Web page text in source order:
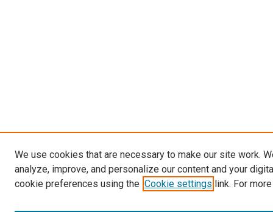
We use cookies that are necessary to make our site work.
analyze, improve, and personalize our content and your
cookie preferences using the Cookie settings link. For